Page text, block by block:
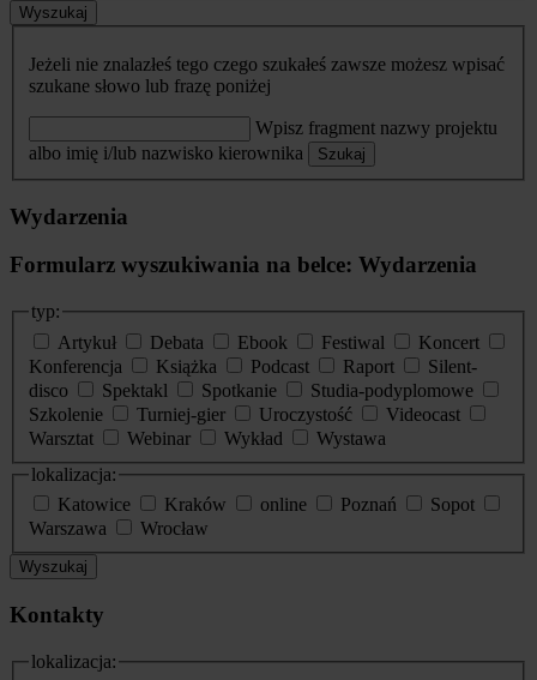
Wyszukaj
Jeżeli nie znalazłeś tego czego szukałeś zawsze możesz wpisać
szukane słowo lub frazę poniżej
Wpisz fragment nazwy projektu
albo imię i/lub nazwisko kierownika
Szukaj
Wydarzenia
Formularz wyszukiwania na belce: Wydarzenia
typ:
Artykuł
Debata Ebook Festiwal
Koncert
Konferencja
Książka Podcast Raport
Silent-
disco
Spektakl Spotkanie
Studia-podyplomowe
Szkolenie
Turniej-gier Uroczystość
Videocast
Warsztat
Webinar Wykład
Wystawa
lokalizacja:
Katowice
Kraków online Poznań
Sopot
Warszawa
Wrocław
Wyszukaj
Kontakty
lokalizacja: